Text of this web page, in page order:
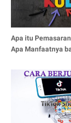
Apa itu
Apa Manfaatnya